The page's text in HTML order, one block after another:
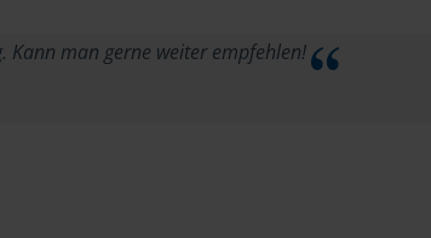
man gerne weiter empfehlen!